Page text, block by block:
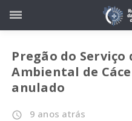
Pregão do Serviço
Ambiental de
anulado
access_time 9 anos atrás